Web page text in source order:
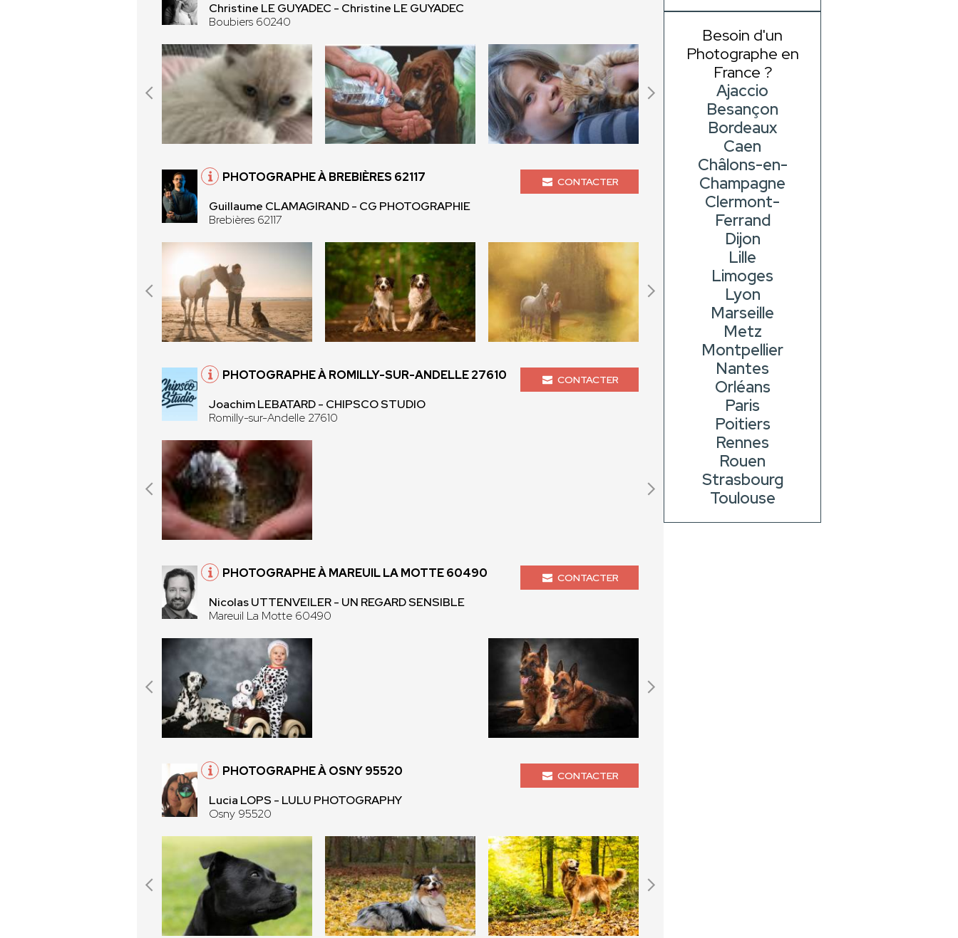
Christine LE GUYADEC - Christine LE GUYADEC
Boubiers 60240
PHOTOGRAPHE À BREBIÈRES 62117
Guillaume CLAMAGIRAND - CG PHOTOGRAPHIE
Brebières 62117
CONTACTER
PHOTOGRAPHE À ROMILLY-SUR-ANDELLE 27610
Joachim LEBATARD - CHIPSCO STUDIO
Romilly-sur-Andelle 27610
CONTACTER
PHOTOGRAPHE À MAREUIL LA MOTTE 60490
Nicolas UTTENVEILER - UN REGARD SENSIBLE
Mareuil La Motte 60490
CONTACTER
PHOTOGRAPHE À OSNY 95520
Lucia LOPS - LULU PHOTOGRAPHY
Osny 95520
CONTACTER
Besoin d'un
Photographe en
France ?
Ajaccio
Besançon
Bordeaux
Caen
Châlons-en-
Champagne
Clermont-
Ferrand
Dijon
Lille
Limoges
Lyon
Marseille
Metz
Montpellier
Nantes
Orléans
Paris
Poitiers
Rennes
Rouen
Strasbourg
Toulouse